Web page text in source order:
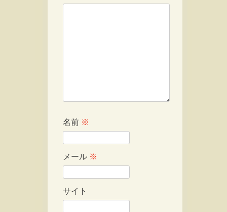
名前 ※
メール ※
サイト